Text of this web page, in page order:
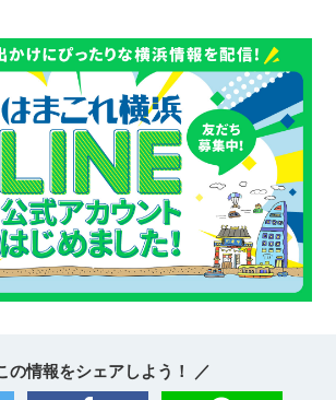
の情報をシェアしよう！ ／